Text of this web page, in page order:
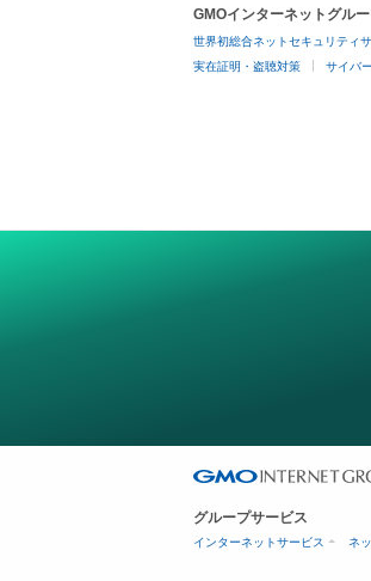
GMOインターネットグル
世界初総合ネットセキュリティ
実在証明・盗聴対策 サイバ
グループサービス
インターネットサービス ネ